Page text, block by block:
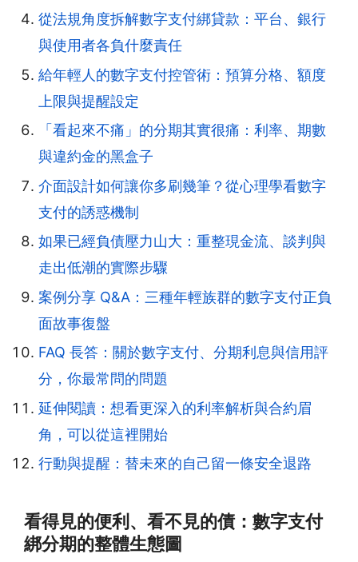
從法規角度拆解數字支付綁貸款：平台、銀行
與使用者各負什麼責任
給年輕人的數字支付控管術：預算分格、額度
上限與提醒設定
「看起來不痛」的分期其實很痛：利率、期數
與違約金的黑盒子
介面設計如何讓你多刷幾筆？從心理學看數字
支付的誘惑機制
如果已經負債壓力山大：重整現金流、談判與
走出低潮的實際步驟
案例分享 Q&A：三種年輕族群的數字支付正負
面故事復盤
FAQ 長答：關於數字支付、分期利息與信用評
分，你最常問的問題
延伸閱讀：想看更深入的利率解析與合約眉
角，可以從這裡開始
行動與提醒：替未來的自己留一條安全退路
看得見的便利、看不見的債：數字支付
綁分期的整體生態圖